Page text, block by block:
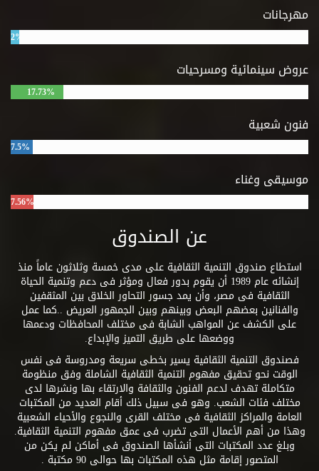
التغير الذي
طرأ على
أوروبا في
من خلال
الحوار بين
الشخصيات
التي تتفق
على مكافحة
الفساد في
أي مكان حتى
إذا تعلق الأمر
بحياة الفرد
مهرجانات
2%
عروض سينمائية ومسرحيات
17.73%
فنون شعبية
7.5%
موسيقى وغناء
7.56%
عن الصندوق
استطاع صندوق التنمية الثقافية على مدى خمسة وثلاثون عاماً منذ
إنشائه عام 1989 أن يقوم بدور فعال ومؤثر فى دعم وتنمية الحياة
الثقافية فى مصر، وأن يمد جسور التحاور الخلاق بين المثقفين
والفنانين بعضهم البعض وبينهم وبين الجمهور العريض ..كما عمل
على الكشف عن المواهب الشابة فى مختلف المحافظات ودعمها
ووضعها على طريق التميز والإبداع.
فصندوق التنمية الثقافية يسير بخطى سريعة ومدروسة فى نفس
الوقت نحو تحقيق مفهوم التنمية الثقافية الشاملة وفق منظومة
متكاملة تهدف لدعم الفنون والثقافة والارتقاء بها ونشرها لدى
مختلف فئات الشعب. وهو فى سبيل ذلك أقام العديد من المكتبات
العامة والمراكز الثقافية فى مختلف القرى والنجوع والأحياء الشعبية
وهذا من أهم الأعمال التى تضرب فى عمق مفهوم التنمية الثقافية.
وبلغ عدد المكتبات التى أنشأها الصندوق فى أماكن لم يكن من
المتصور إقامة مثل هذه المكتبات بها حوالى 90 مكتبة .